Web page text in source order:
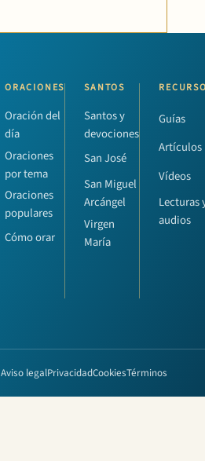
ORACIONES
Oración del
día
Oraciones
por tema
Oraciones
populares
Cómo orar
SANTOS
Santos y
devociones
San José
San Miguel
Arcángel
Virgen
María
Guías
Artículos
Vídeos
Lecturas
audios
Aviso legalPrivacidadCookiesTérminos